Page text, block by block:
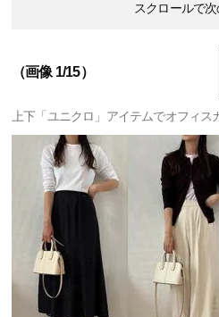
スクロールで
（画像 1/15）
上下「ユニクロ」アイテムでオフィス